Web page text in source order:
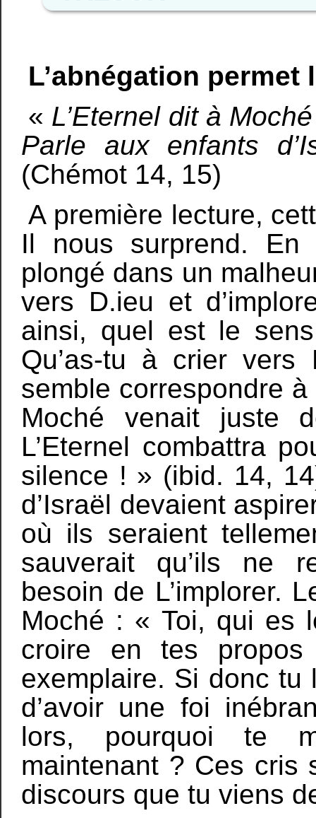
L’abnégation
« L’Eternel dit à
Parle aux enfants
(Chémot 14, 15)
A première lecture,
Il nous surprend. En
plongé dans un
vers D.ieu et
ainsi, quel est le
Qu’as-tu à crier
semble correspondre
Moché venait
L’Eternel combattra
silence ! » (ibid. 14,
d’Israël devaient
où ils seraient
sauverait qu’ils ne
besoin de L’implorer.
Moché : « Toi, qui es
croire en tes propos
exemplaire. Si donc
d’avoir une foi
lors, pourquoi te
maintenant ? Ces cris
discours que tu viens